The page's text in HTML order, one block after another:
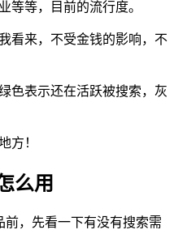
等等，目前的流行度。
看来，不受金钱的影响，不
色表示还在活跃被搜索，灰
方！
么用
，先看一下有没有搜索需